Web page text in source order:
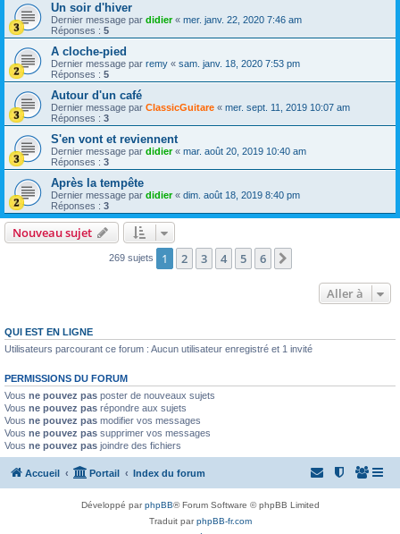
Un soir d'hiver
Dernier message par didier« mer. janv. 22, 2020 7:46 am
Réponses : 5
A cloche-pied
Dernier message par remy « sam. janv. 18, 2020 7:53 pm
Réponses : 5
Autour d'un café
Dernier message par ClassicGuitare « mer. sept. 11, 2019 10:07 am
Réponses : 3
S'en vont et reviennent
Dernier message par didier« mar. août 20, 2019 10:40 am
Réponses : 3
Après la tempête
Dernier message par didier« dim. août 18, 2019 8:40 pm
Réponses : 3
Nouveau sujet
269 sujets 1 2 3 4 5 6
Aller à
QUI EST EN LIGNE
Utilisateurs parcourant ce forum : Aucun utilisateur enregistré et 1 invité
PERMISSIONS DU FORUM
Vous ne pouvez pas poster de nouveaux sujets
Vous ne pouvez pas répondre aux sujets
Vous ne pouvez pas modifier vos messages
Vous ne pouvez pas supprimer vos messages
Vous ne pouvez pas joindre des fichiers
Accueil Portail Index du forum
Développé parphpBB® Forum Software © phpBB Limited
Traduit parphpBB-fr.com